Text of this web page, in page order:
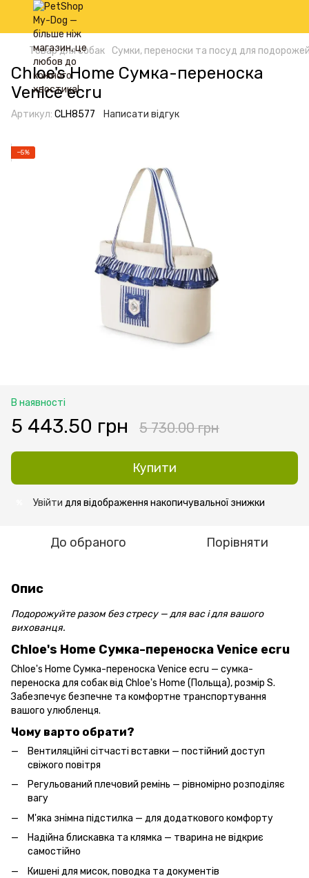
Товар для собак Сумки, переноски та посуд для
Chloe's Home Сумка-переноска
Venice ecru
Артикул: CLH8577 Написати відгук
−5%
В наявності
5 443.50 грн 5 730.00 грн
Купити
Увійти для відображення накопичувальної знижки
До обраного Порівняти
Опис
Подорожуйте разом без стресу — для вас і для вашого
вихованця.
Chloe's Home Сумка-переноска Venice ecru
Chloe's Home Сумка-переноска Venice ecru — сумка-
переноска для собак від Chloe's Home (Польща), розмір S.
Забезпечує безпечне та комфортне транспортування
вашого улюбленця.
Чому варто обрати?
Вентиляційні сітчасті вставки — постійний доступ
свіжого повітря
Регульований плечовий ремінь — рівномірно розподіляє
вагу
М'яка знімна підстилка — для додаткового комфорту
Надійна блискавка та клямка — тварина не відкриє
самостійно
Кишені для мисок, поводка та документів